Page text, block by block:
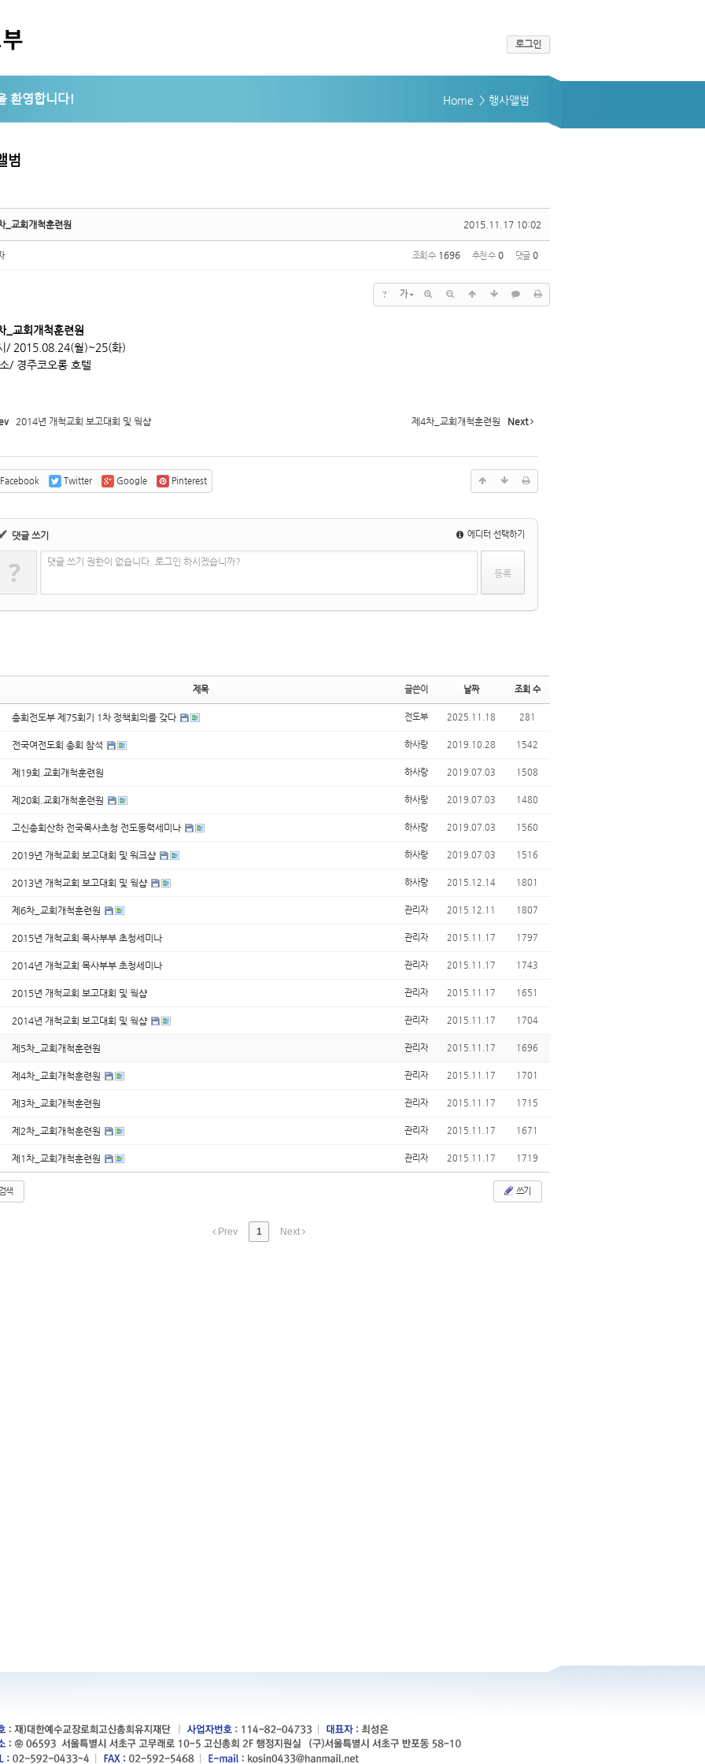
로그인
Home > 행사앨범
범
2015.11.17 10:02
_교회개척훈련원
조회 수 1696 추천 수 0 댓글 0
? 가
_교회개척훈련원
/ 2015.08.24(월)~25(화)
/ 경주코오롱 호텔
2014년 개척교회 보고대회 및 웤샵 제4차_교회개척훈련원 Next
Facebook Twitter Google Pinterest
댓글 쓰기 에디터 선택하기
? 댓글 쓰기 권한이 없습니다. 로그인 하시겠습니까?
제목 글쓴이 날짜 조회 수
총회전도부 제75회기 1차 정책회의를 갖다 전도부 2025.11.18 281
전국여전도회 총회 참석 하사랑 2019.10.28 1542
제19회.교회개척훈련원 하사랑 2019.07.03 1508
제20회.교회개척훈련원 하사랑 2019.07.03 1480
고신총회산하 전국목사초청 전도동력세미나 하사랑 2019.07.03 1560
2019년 개척교회 보고대회 및 워크샵 하사랑 2019.07.03 1516
2013년 개척교회 보고대회 및 웤샵 하사랑 2015.12.14 1801
제6차_교회개척훈련원 관리자 2015.12.11 1807
2015년 개척교회 목사부부 초청세미나 관리자 2015.11.17 1797
2014년 개척교회 목사부부 초청세미나 관리자 2015.11.17 1743
2015년 개척교회 보고대회 및 웤샵 관리자 2015.11.17 1651
2014년 개척교회 보고대회 및 웤샵 관리자 2015.11.17 1704
제5차_교회개척훈련원 관리자 2015.11.17 1696
제4차_교회개척훈련원 관리자 2015.11.17 1701
제3차_교회개척훈련원 관리자 2015.11.17 1715
제2차_교회개척훈련원 관리자 2015.11.17 1671
제1차_교회개척훈련원 관리자 2015.11.17 1719
검색 쓰기
Prev 1 Next